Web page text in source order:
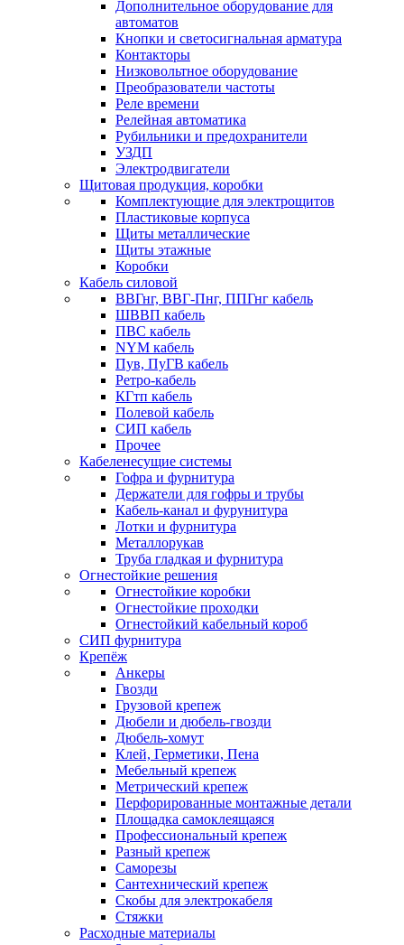
Дополнительное оборудование для
автоматов
Кнопки и светосигнальная арматура
Контакторы
Низковольтное оборудование
Преобразователи частоты
Реле времени
Релейная автоматика
Рубильники и предохранители
УЗДП
Электродвигатели
Щитовая продукция, коробки
Комплектующие для электрощитов
Пластиковые корпуса
Щиты металлические
Щиты этажные
Коробки
Кабель силовой
ВВГнг, ВВГ-Пнг, ППГнг кабель
ШВВП кабель
ПВС кабель
NYM кабель
Пув, ПуГВ кабель
Ретро-кабель
КГтп кабель
Полевой кабель
СИП кабель
Прочее
Кабеленесущие системы
Гофра и фурнитура
Держатели для гофры и трубы
Кабель-канал и фурунитура
Лотки и фурнитура
Металлорукав
Труба гладкая и фурнитура
Огнестойкие решения
Огнестойкие коробки
Огнестойкие проходки
Огнестойкий кабельный короб
СИП фурнитура
Крепёж
Анкеры
Гвозди
Грузовой крепеж
Дюбели и дюбель-гвозди
Дюбель-хомут
Клей, Герметики, Пена
Мебельный крепеж
Метрический крепеж
Перфорированные монтажные детали
Площадка самоклеящаяся
Профессиональный крепеж
Разный крепеж
Саморезы
Сантехнический крепеж
Скобы для электрокабеля
Стяжки
Расходные материалы